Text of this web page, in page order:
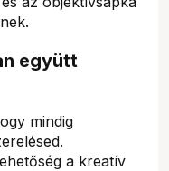
együtt
mindig
a kreatív